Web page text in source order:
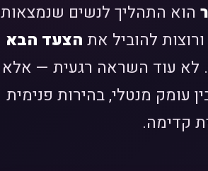
הוא התהליך לנשים שנמצאות
להוביל את הצעד הבא
. לא עוד השראה רגעית — אלא
עומק מנטלי, בהירות פנימית
קדימה.